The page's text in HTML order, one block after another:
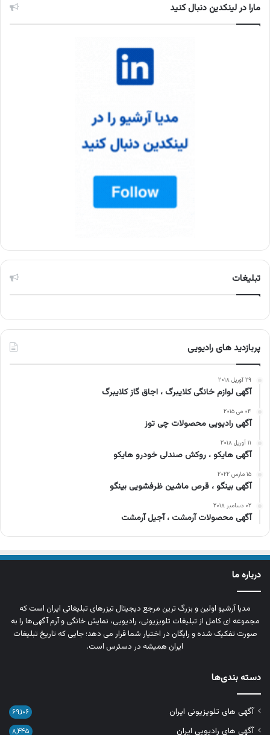
مارا در لینکدین دنبال کنید
تبلیغات
پربازدید های رادیویی
۲۹ آوریل ۲۰۱۸
آگهی لوازم خانگی کلایبرگ ، اجاق گاز کلایبرگ
۰۴ می ۲۰۱۵
آگهی رادیویی محصولات چی توز
۱۱ آوریل ۲۰۱۸
آگهی هایکو ، روکش صندلی خودرو هایکو
۱۵ مارس ۲۰۲۲
آگهی بینگو ، قرص ماشین ظرفشویی بینگو
۰۲ دسامبر ۲۰۱۸
آگهی محصولات آرمشت ، آجیل آرمشت
درباره ما
مدیا آرشیو اولین و بزرگ‌ ترین مرجع دیجیتال تیزرهای تبلیغاتی ایران است که
مجموعه‌ ای کامل از تبلیغات تلویزیونی، رادیویی، نمایش خانگی و آرم‌ آگهی‌ها را به‌
صورت تفکیک‌ شده و رایگان در اختیار شما قرار می‌ دهد؛ جایی که تاریخ تبلیغات
ایران همیشه در دسترس است.
دسته بندی‌ها
آگهی های تلویزیونی ایران ۶۹,۱۰۶
آگهی های رادیویی ایران ۸,۴۴۵